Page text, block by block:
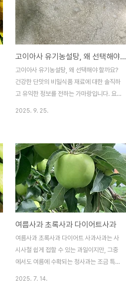
고이아사 유기농설탕, 왜 선택해야 할까요? 건강한 단맛의 비밀
고이아사 유기농설탕, 왜 선택해야 할까요?
건강한 단맛의 비밀식품 재료에 대한 솔직하
고 유익한 정보를 전하는 가마랑입니다. 요리
맛의 대명사로 떠오르고 있는 고이아사 유기
농설탕에 대해 자세히 알려드릴게요. 고이아
사 유기농설탕 성분 특징고이아사 유기농설
탕은 브라질에서 유기농으로 재배된 100%
사탕수수로 만들어집니다. 화학 비료나 농약
없이 자연 그대로의 방식으로 재배된 사탕수
수를 사용하기 때문에, 불필요한 화학 성분
걱정 없이 안심하고 드실 수 있습니다. 일반
정제 설탕과 달리 정제 과정을 최소화하여 사
탕수수 본연의 미네랄과 영양분..
2025. 9. 25.
여름사과 초록사과 다이어트사과
여름사과 초록사과 다이어트 사과사과는 사
시사철 쉽게 접할 수 있는 과일이지만, 그중
에서도 여름에 수확되는 청사과는 조금 특별
2025. 7. 14.